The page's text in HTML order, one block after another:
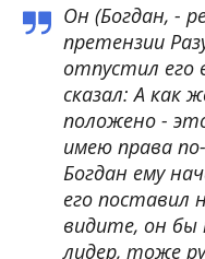
Он (Богдан, -
претензии
отпустил его
сказал: А как
положено -
имею права
Богдан ему
его поставил
видите, он
лидер, тоже